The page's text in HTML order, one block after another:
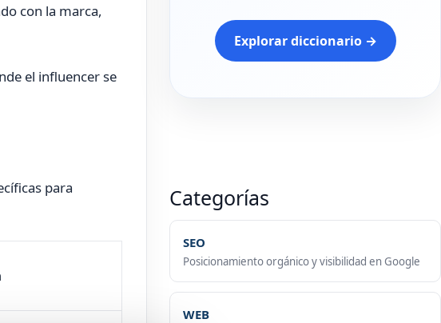
con la marca,
el influencer se
para
Explorar diccionario →
Categorías
SEO
Posicionamiento orgánico y visibilidad en Google
WEB